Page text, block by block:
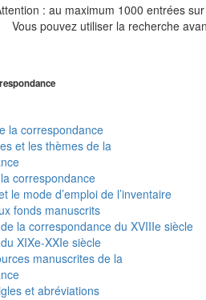
: au maximum 1000 entrées
Vous pouvez utiliser la recherche
la correspondance
et les thèmes de la
correspondance
le mode d’emploi de l’inventaire
fonds manuscrits
la correspondance du XVIIIe siècle
XIXe-XXIe siècle
manuscrites de la
et abréviations